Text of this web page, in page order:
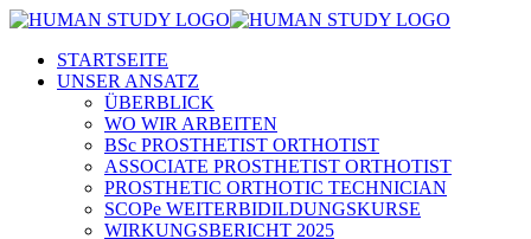
STARTSEITE
UNSER ANSATZ
ÜBERBLICK
WO WIR ARBEITEN
BSc PROSTHETIST ORTHOTIST
ASSOCIATE PROSTHETIST ORTHOTIST
PROSTHETIC ORTHOTIC TECHNICIAN
SCOPe WEITERBIDILDUNGSKURSE
WIRKUNGSBERICHT 2025